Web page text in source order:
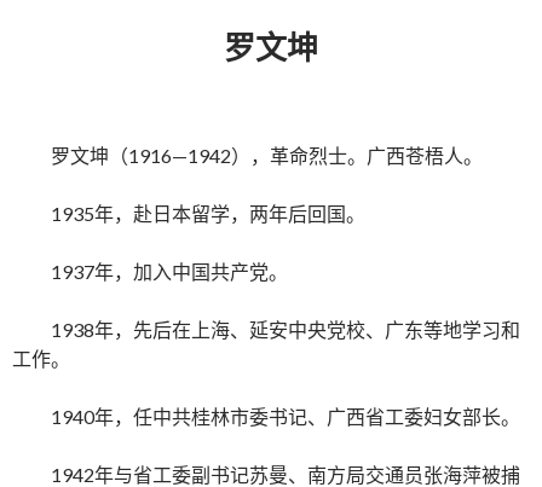
罗文坤
罗文坤（1916—1942），革命烈士。广西苍梧人。
1935年，赴日本留学，两年后回国。
1937年，加入中国共产党。
1938年，先后在上海、延安中央党校、广东等地学习和
工作。
1940年，任中共桂林市委书记、广西省工委妇女部长。
1942年与省工委副书记苏曼、南方局交通员张海萍被捕